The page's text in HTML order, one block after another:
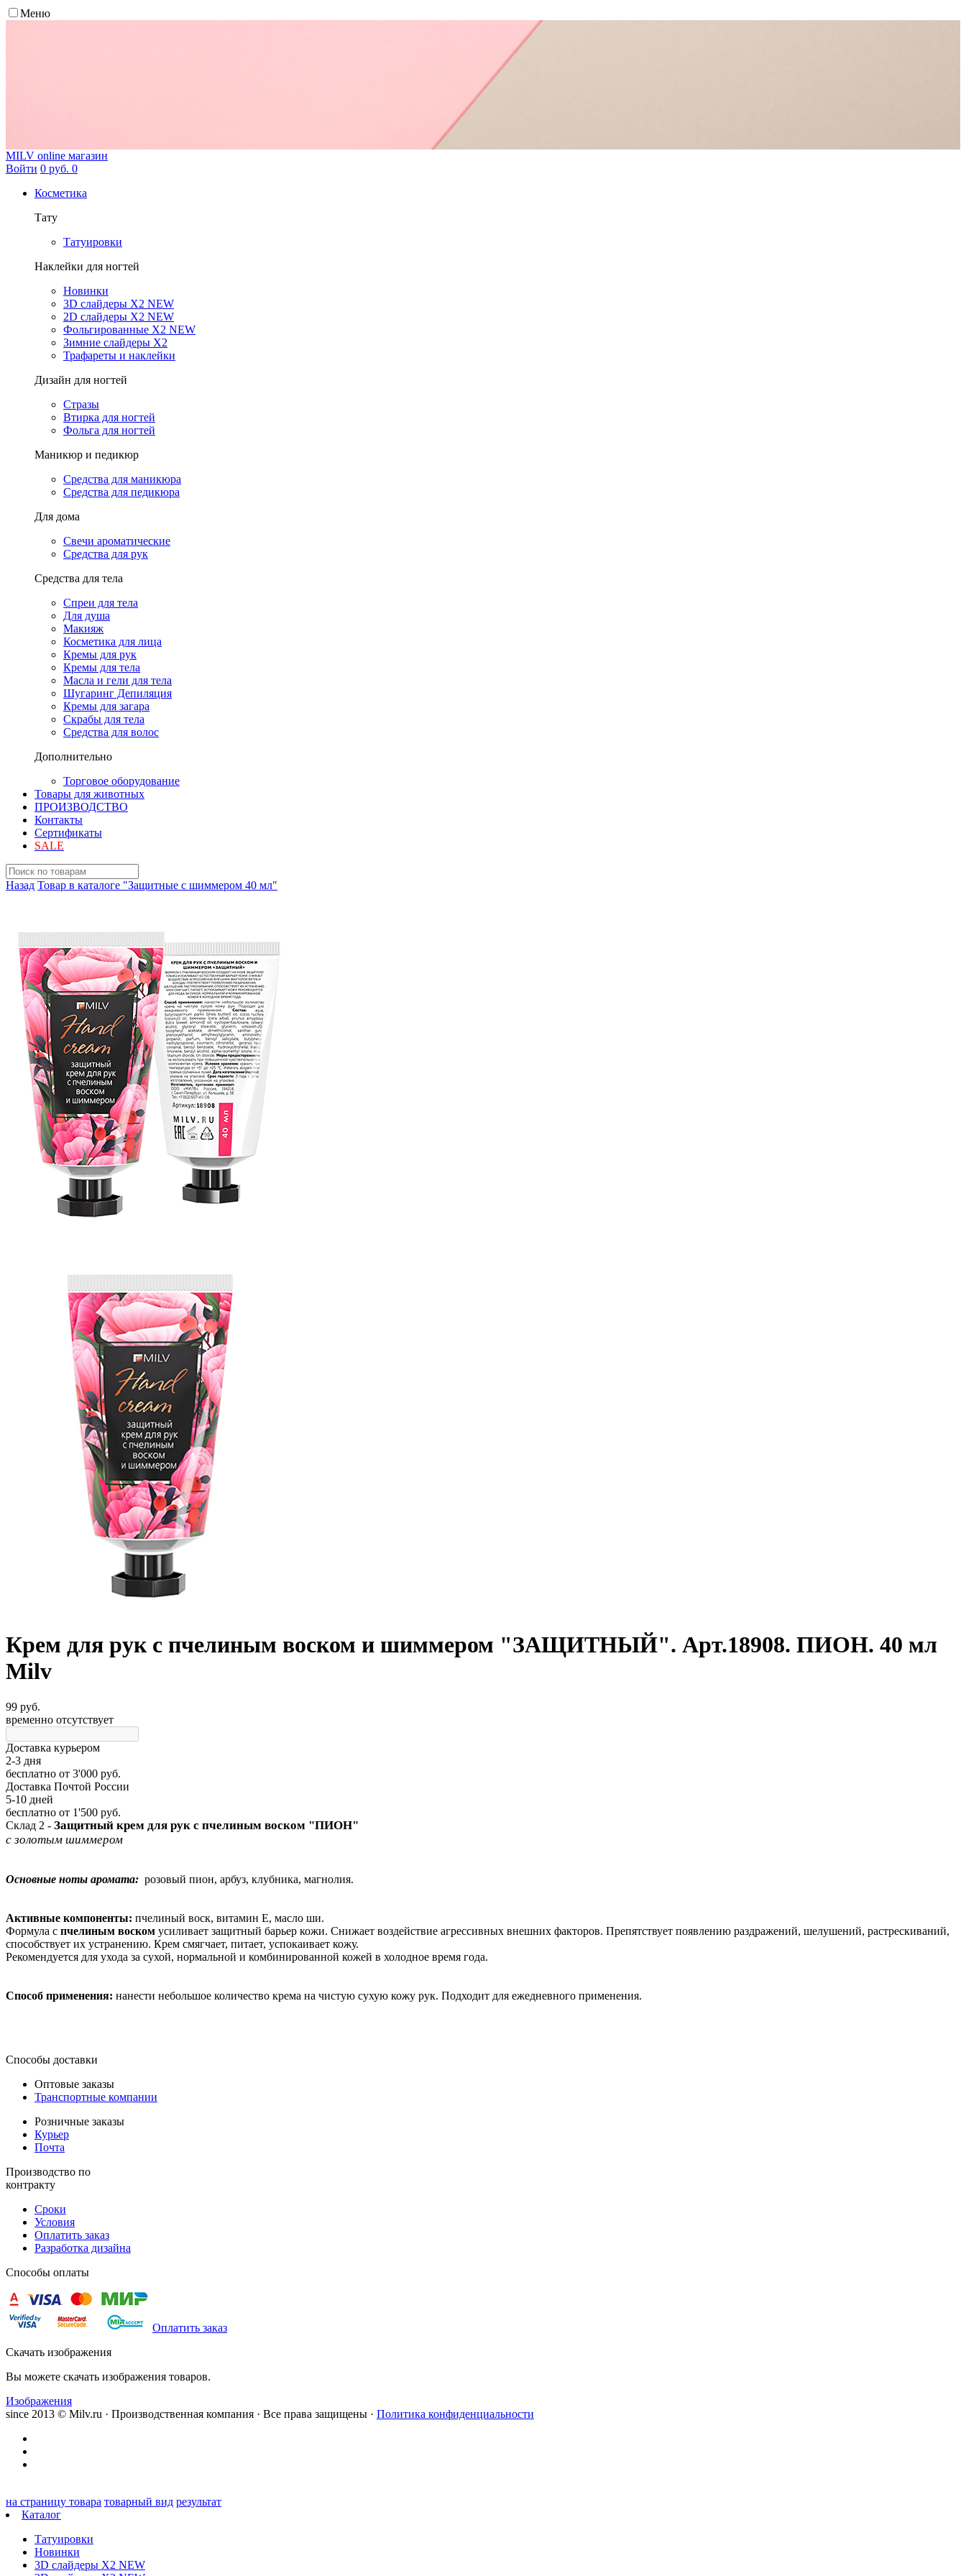
Меню
MILV online магазин
Войти 0 руб. 0
Косметика
Тату
Татуировки
Наклейки для ногтей
Новинки
3D слайдеры X2 NEW
2D слайдеры X2 NEW
Фольгированные X2 NEW
Зимние слайдеры Х2
Трафареты и наклейки
Дизайн для ногтей
Стразы
Втирка для ногтей
Фольга для ногтей
Маникюр и педикюр
Средства для маникюра
Средства для педикюра
Для дома
Свечи ароматические
Средства для рук
Средства для тела
Спреи для тела
Для душа
Макияж
Косметика для лица
Кремы для рук
Кремы для тела
Масла и гели для тела
Шугаринг Депиляция
Кремы для загара
Скрабы для тела
Средства для волос
Дополнительно
Торговое оборудование
Товары для животных
ПРОИЗВОДСТВО
Контакты
Сертификаты
SALE
Назад Товар в каталоге "Защитные с шиммером 40 мл"
Крем для рук с пчелиным воском и шиммером "ЗАЩИТНЫЙ". Арт.18908. ПИОН. 40 мл
Milv
99 руб.
временно отсутствует
Доставка курьером
2-3 дня
бесплатно от 3'000 руб.
Доставка Почтой России
5-10 дней
бесплатно от 1'500 руб.
Склад 2 - Защитный крем для рук с пчелиным воском "ПИОН"
с золотым шиммером
Основные ноты аромата: розовый пион, арбуз, клубника, магнолия.
Активные компоненты: пчелиный воск, витамин Е, масло ши.
Формула с пчелиным воском усиливает защитный барьер кожи. Снижает воздействие агрессивных внешних факторов. Препятствует появлению раздражений, шелушений, растрескиваний,
способствует их устранению. Крем смягчает, питает, успокаивает кожу.
Рекомендуется для ухода за сухой, нормальной и комбинированной кожей в холодное время года.
Способ применения: нанести небольшое количество крема на чистую сухую кожу рук. Подходит для ежедневного применения.
Способы доставки
Оптовые заказы
Транспортные компании
Розничные заказы
Курьер
Почта
Производство по
контракту
Сроки
Условия
Оплатить заказ
Разработка дизайна
Способы оплаты
Оплатить заказ
Скачать изображения
Вы можете скачать изображения товаров.
Изображения
since 2013 © Milv.ru · Производственная компания · Все права защищены · Политика конфиденциальности
на страницу товара товарный вид результат
Каталог
Татуировки
Новинки
3D слайдеры X2 NEW